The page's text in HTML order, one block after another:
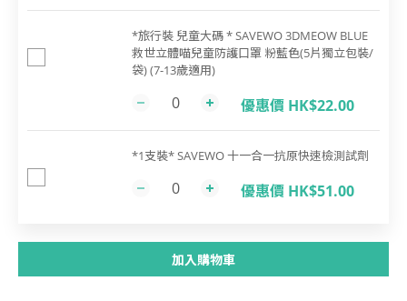
*旅行裝 兒童大碼 * SAVEWO 3DMEOW BLUE
救世立體喵兒童防護口罩 粉藍色(5片獨立包裝/
袋) (7-13歲適用)
優惠價 HK$22.00
*1支裝* SAVEWO 十一合一抗原快速檢測試劑
優惠價 HK$51.00
加入購物車